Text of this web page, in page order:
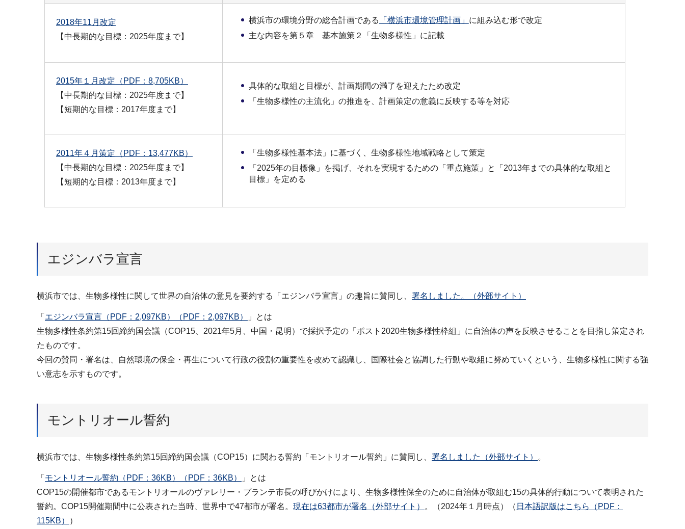
2018年11月改定
【中長期的な目標：2025年度まで】
横浜市の環境分野の総合計画である 「横浜市環境管理計画」 に組み込む形で改定
主な内容を第５章 基本施策２「生物多様性」に記載
2015年１月改定（PDF：8,705KB）
【中長期的な目標：2025年度まで】
【短期的な目標：2017年度まで】
具体的な取組と目標が、計画期間の満了を迎えたため改定
「生物多様性の主流化」の推進を、計画策定の意義に反映する等を対応
2011年４月策定（PDF：13,477KB）
【中長期的な目標：2025年度まで】
【短期的な目標：2013年度まで】
「生物多様性基本法」に基づく、生物多様性地域戦略として策定
「2025年の目標像」を掲げ、それを実現するための「重点施策」と「2013年までの具体的な取組と
目標」を定める
エジンバラ宣言
横浜市では、生物多様性に関して世界の自治体の意見を要約する「エジンバラ宣言」の趣旨に賛同し、 署名しました。（外部サイト）
「 エジンバラ宣言（PDF：2,097KB）（PDF：2,097KB）
」とは
生物多様性条約第15回締約国会議（COP15、2021年5月、中国・昆明）で採択予定の「ポスト2020生物多様性枠組」に自治体の声を反映させることを目指し策定され
たものです。
今回の賛同・署名は、自然環境の保全・再生について行政の役割の重要性を改めて認識し、国際社会と協調した行動や取組に努めていくという、生物多様性に関する強
い意志を示すものです。
モントリオール誓約
横浜市では、生物多様性条約第15回締約国会議（COP15）に関わる誓約「モントリオール誓約」に賛同し、 署名しました（外部サイト） 。
「 モントリオール誓約（PDF：36KB）（PDF：36KB）
」とは
COP15の開催都市であるモントリオールのヴァレリー・プランテ市長の呼びかけにより、生物多様性保全のために自治体が取組む15の具体的行動について表明された
誓約。COP15開催期間中に公表された当時、世界中で47都市が署名。 現在は63都市が署名（外部サイト） 。（2024年１月時点）（ 日本語訳版はこちら（PDF：
115KB）
）